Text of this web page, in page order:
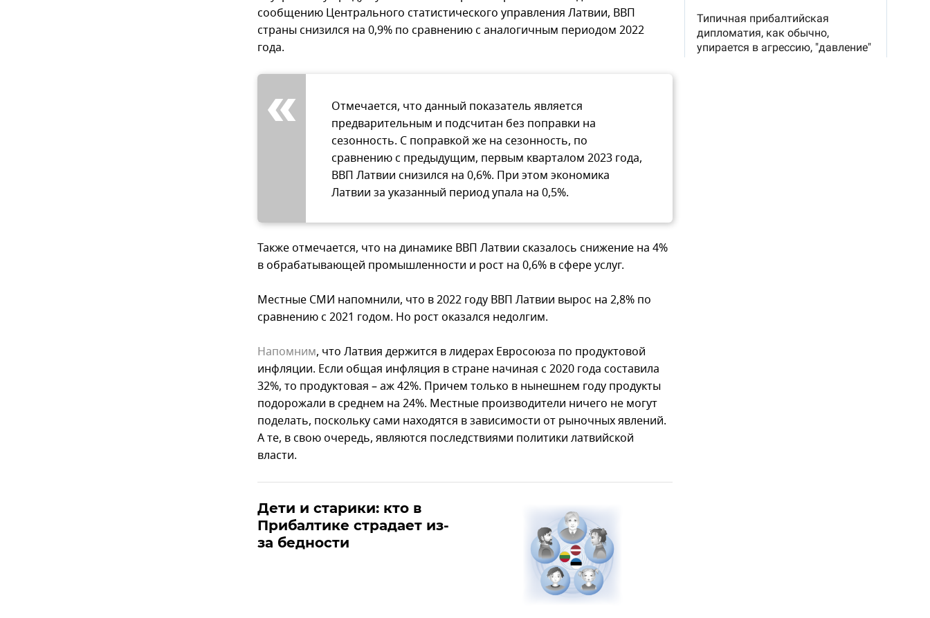
сообщению Центрального статистического управления Латвии, ВВП
страны снизился на 0,9% по сравнению с аналогичным периодом 2022
года.
Отмечается, что данный показатель является
предварительным и подсчитан без поправки на
сезонность. С поправкой же на сезонность, по
сравнению с предыдущим, первым кварталом 2023 года,
ВВП Латвии снизился на 0,6%. При этом экономика
Латвии за указанный период упала на 0,5%.
Также отмечается, что на динамике ВВП Латвии сказалось снижение на 4%
в обрабатывающей промышленности и рост на 0,6% в сфере услуг.
Местные СМИ напомнили, что в 2022 году ВВП Латвии вырос на 2,8% по
сравнению с 2021 годом. Но рост оказался недолгим.
Напомним, что Латвия держится в лидерах Евросоюза по продуктовой
инфляции. Если общая инфляция в стране начиная с 2020 года составила
32%, то продуктовая – аж 42%. Причем только в нынешнем году продукты
подорожали в среднем на 24%. Местные производители ничего не могут
поделать, поскольку сами находятся в зависимости от рыночных явлений.
А те, в свою очередь, являются последствиями политики латвийской
власти.
Дети и старики: кто в
Прибалтике страдает из-
за бедности